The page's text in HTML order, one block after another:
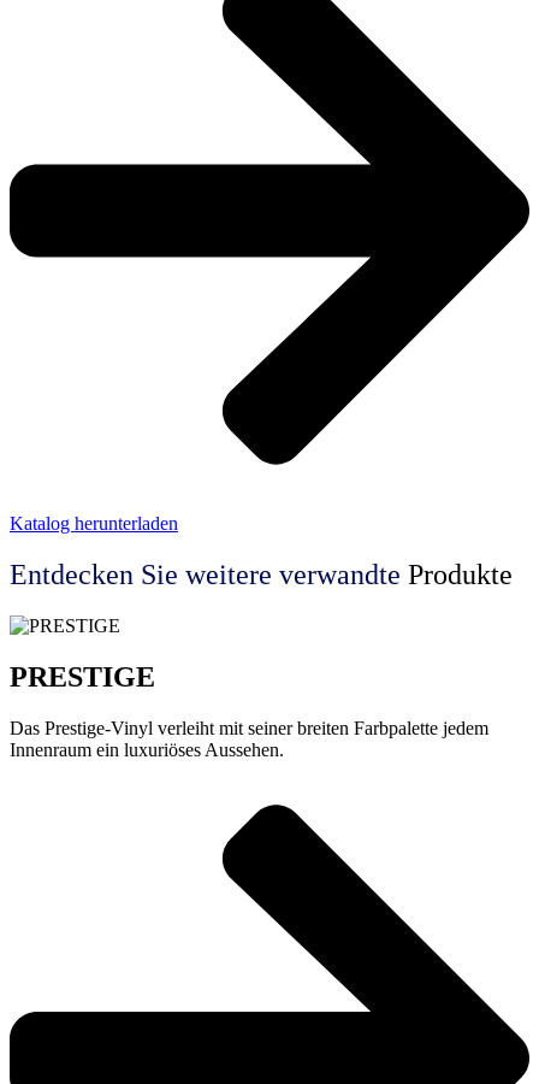
Katalog herunterladen
Entdecken Sie weitere verwandte Produkte
PRESTIGE
Das Prestige-Vinyl verleiht mit seiner breiten Farbpalette jedem
Innenraum ein luxuriöses Aussehen.